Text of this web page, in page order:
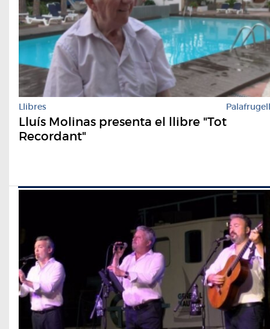
Llibres Palafrugell
Lluís Molinas presenta el llibre "Tot
Recordant"